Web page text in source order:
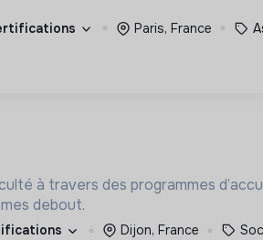
Paris, France
à travers des programmes
debout.
Dijon, France